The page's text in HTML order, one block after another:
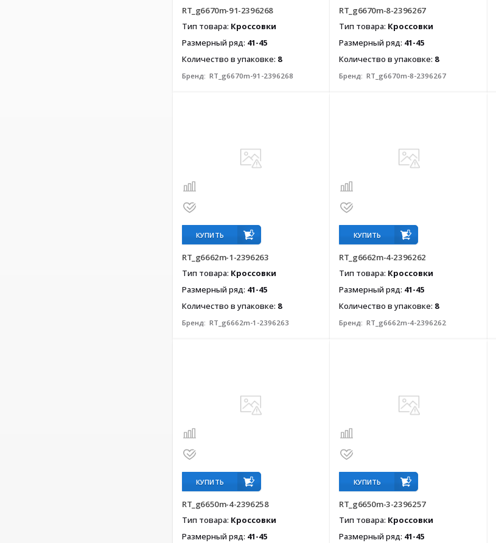
RT_g6670m-91-2396268
Тип товара: Кроссовки
Размерный ряд: 41-45
Количество в упаковке: 8
Бренд: RT_g6670m-91-2396268
RT_g6670m-8-2396267
Тип товара: Кроссовки
Размерный ряд: 41-45
Количество в упаковке: 8
Бренд: RT_g6670m-8-2396267
КУПИТЬ
RT_g6662m-1-2396263
Тип товара: Кроссовки
Размерный ряд: 41-45
Количество в упаковке: 8
Бренд: RT_g6662m-1-2396263
КУПИТЬ
RT_g6662m-4-2396262
Тип товара: Кроссовки
Размерный ряд: 41-45
Количество в упаковке: 8
Бренд: RT_g6662m-4-2396262
КУПИТЬ
RT_g6650m-4-2396258
Тип товара: Кроссовки
Размерный ряд: 41-45
КУПИТЬ
RT_g6650m-3-2396257
Тип товара: Кроссовки
Размерный ряд: 41-45